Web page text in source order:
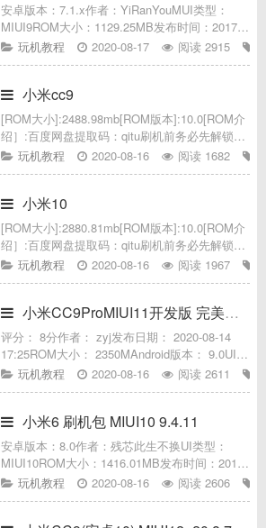
安卓版本：7.1.x作者：YiRanYouMUI类型：
MIUI9ROM大小：1129.25MB发布时间：2017-
12-28适用机型：小米Mi6（小米6）ROM介绍注
意事项请使用第三方recovery
玩机教程 2020-08-17 阅读 2915
小米cc9
[ROM大小]:2488.98mb[ROM版本]:10.0[ROM介
绍］:百度网盘提取码：qitu刷机前务必先解锁手
机，退出小米账号基于官方最新固件修改制作系
统签名验证优化，可以任意安装apk等。精简
玩机教程 2020-08-16 阅读 1682
小米10
[ROM大小]:2880.81mb[ROM版本]:10.0[ROM介
绍］:百度网盘提取码：qitu刷机前务必先解锁手
机，退出小米账号基于官方最新固件修改制作系
统签名验证优化，可以任意安装apk等。百度
玩机教程 2020-08-16 阅读 1967
小米CC9ProMIUI11开发版 完美ROOT
评分： 8分作者： zyj发布日期： 2020-08-14
17:25ROM大小： 2350MAndroid版本： 9.0UI类
型： MIUI包类型： 卡刷包刷机包介绍*基于
MIUI11 20.2.
玩机教程 2020-08-16 阅读 2611
小米6 刷机包 MIUI10 9.4.11
安卓版本：8.0作者：残芯此生不换UI类型：
MIUI10ROM大小：1416.01MB发布时间：2019-
04-12适用机型：小米小米6（安卓8.0）8.3/10分
ROM介绍刷机前务必先解锁手机，退出
玩机教程 2020-08-16 阅读 2606